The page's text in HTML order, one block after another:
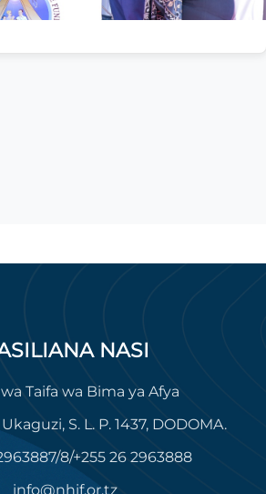
NASI
Taifa wa Bima ya Afya
S. L. P. 1437, DODOMA.
8/+255 26 2963888
info@nhif.or.tz